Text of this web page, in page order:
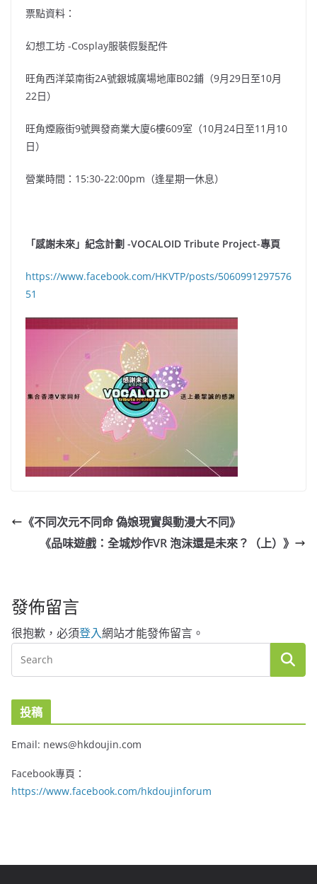
票點資料：
幻想工坊 -Cosplay服裝假髮配件
旺角西洋菜南街2A號銀城廣場地庫B02鋪（9月29日至10月
22日）
旺角煙廠街9號興發商業大廈6樓609室（10月24日至11月10
日）
營業時間：15:30-22:00pm（逢星期一休息）
「感謝未來」紀念計劃 -VOCALOID Tribute Project-專頁
https://www.facebook.com/HKVTP/posts/5060991297576
51
《不同次元不同命 偽娘現實與動漫大不同》
《品味遊戲：全城炒作VR 泡沫還是未來？（上）》
發佈留言
很抱歉，必須登入網站才能發佈留言。
投稿
Email: news@hkdoujin.com
Facebook專頁：
https://www.facebook.com/hkdoujinforum